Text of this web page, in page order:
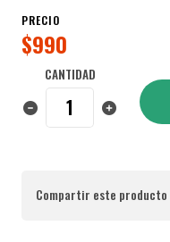
PRECIO
$990
CANTIDAD
Compartir este producto